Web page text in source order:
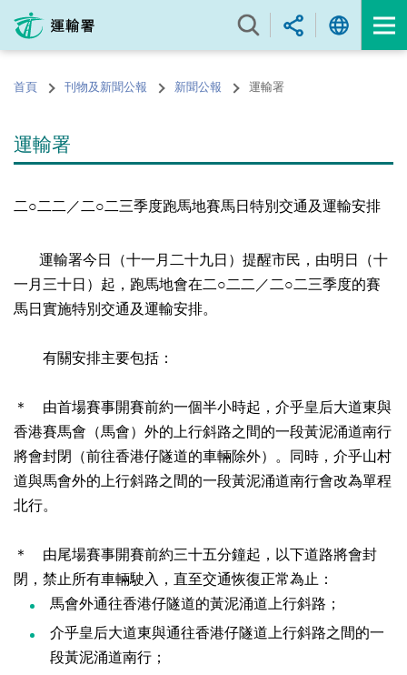
內
的首頁 刊物及新聞公報 新聞公報 運輸署
運輸署
二○二二／二○二三季度跑馬地賽馬日特別交通及運輸安排
運輸署今日（十一月二十九日）提醒市民，由明日（十
一月三十日）起，跑馬地會在二○二二／二○二三季度的賽
馬日實施特別交通及運輸安排。
有關安排主要包括：
＊ 由首場賽事開賽前約一個半小時起，介乎皇后大道東與
香港賽馬會（馬會）外的上行斜路之間的一段黃泥涌道南行
將會封閉（前往香港仔隧道的車輛除外）。同時，介乎山村
道與馬會外的上行斜路之間的一段黃泥涌道南行會改為單程
北行。
＊ 由尾場賽事開賽前約三十五分鐘起，以下道路將會封
閉，禁止所有車輛駛入，直至交通恢復正常為止：
馬會外通往香港仔隧道的黃泥涌道上行斜路；
介乎皇后大道東與通往香港仔隧道上行斜路之間的一
段黃泥涌道南行；